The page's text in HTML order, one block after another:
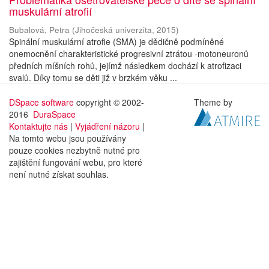
muskulární atrofií
Bubalová, Petra (Jihočeská univerzita, 2015)
Spinální muskulární atrofie (SMA) je dědičně podmíněné
onemocnění charakteristické progresivní ztrátou -motoneuronů
předních míšních rohů, jejímž následkem dochází k atrofizaci
svalů. Díky tomu se děti již v brzkém věku ...
DSpace software copyright © 2002-
2016 DuraSpace
Kontaktujte nás | Vyjádření názoru |
Na tomto webu jsou používány
pouze cookies nezbytně nutné pro
zajištění fungování webu, pro které
není nutné získat souhlas.
Theme by